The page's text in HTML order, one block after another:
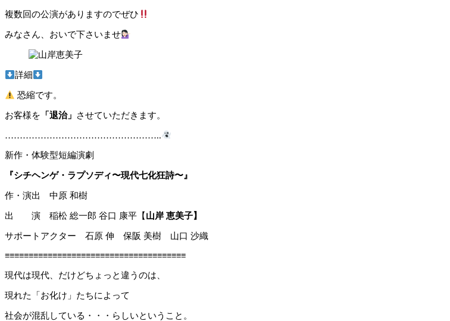
複数回の公演がありますのでぜひ
みなさん、おいで下さいませ
詳細
恐縮です。
お客様を 「退治」 させていただきます。
……………………………………………..
新作・体験型短編演劇
『シチヘンゲ・ラプソディ〜現代七化狂詩〜』
作・演出 中原 和樹
出 演 稲松 総一郎 谷口 康平【 山岸 恵美子】
サポートアクター 石原 伸 保阪 美樹 山口 沙織
≡≡≡≡≡≡≡≡≡≡≡≡≡≡≡≡≡≡≡≡≡≡≡≡≡≡≡≡≡≡≡≡≡≡≡≡≡≡
現代は現代、だけどちょっと違うのは、
現れた「お化け」たちによって
社会が混乱している・・・らしいということ。